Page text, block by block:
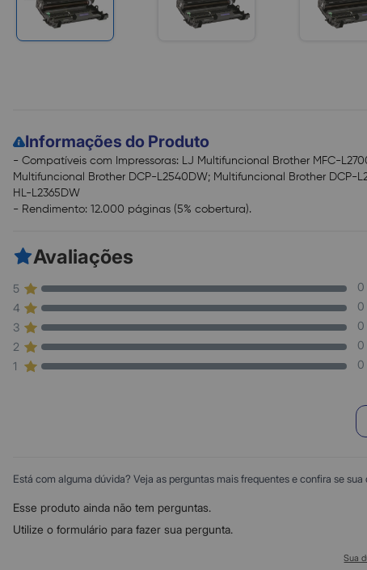
Informações do Produto
- Compatíveis com Impressoras: LJ Multifuncional Brother MFC-
Multifuncional Brother DCP-L2540DW; Multifuncional Brother DCP-
HL-L2365DW
- Rendimento: 12.000 páginas (5% cobertura).
Avaliações
5
0
4
0
3
0
2
0
1
0
Está com alguma dúvida? Veja as perguntas mais frequentes e confira se
Esse produto ainda não tem perguntas.
Utilize o formulário para fazer sua pergunta.
Sua